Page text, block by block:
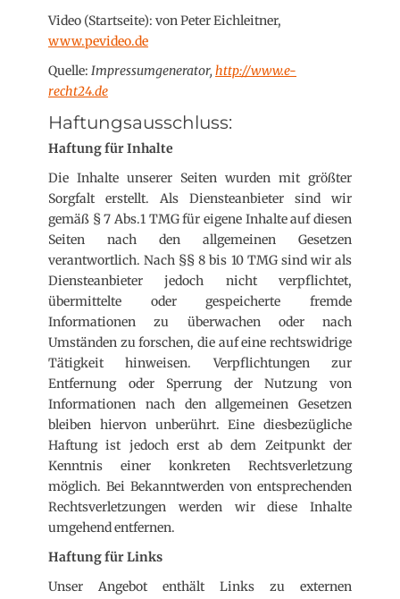
Video (Startseite): von Peter Eichleitner,
www.pevideo.de
Quelle: Impressumgenerator, http://www.e-
recht24.de
Haftungsausschluss:
Haftung für Inhalte
Die Inhalte unserer Seiten wurden mit größter
Sorgfalt erstellt. Als Diensteanbieter sind wir
gemäß § 7 Abs.1 TMG für eigene Inhalte auf diesen
Seiten nach den allgemeinen Gesetzen
verantwortlich. Nach §§ 8 bis 10 TMG sind wir als
Diensteanbieter jedoch nicht verpflichtet,
übermittelte oder gespeicherte fremde
Informationen zu überwachen oder nach
Umständen zu forschen, die auf eine rechtswidrige
Tätigkeit hinweisen. Verpflichtungen zur
Entfernung oder Sperrung der Nutzung von
Informationen nach den allgemeinen Gesetzen
bleiben hiervon unberührt. Eine diesbezügliche
Haftung ist jedoch erst ab dem Zeitpunkt der
Kenntnis einer konkreten Rechtsverletzung
möglich. Bei Bekanntwerden von entsprechenden
Rechtsverletzungen werden wir diese Inhalte
umgehend entfernen.
Haftung für Links
Unser Angebot enthält Links zu externen